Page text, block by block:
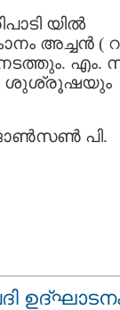
യില്‍
അച്ചന്‍ (
എം.
ശുശ്രൂഷയും
ജോണ്‍സണ്‍ പി.